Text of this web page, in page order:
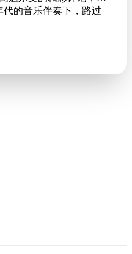
的音乐伴奏下，路过
，然后由以后的旅行团